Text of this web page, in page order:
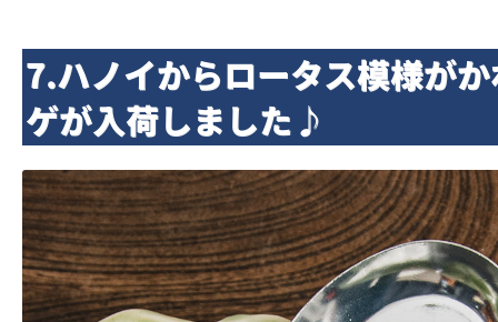
7.ハノイからロータス模様が
ゲが入荷しました♪